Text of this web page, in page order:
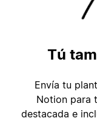
Tú
Envía tu
Notion para
destacada e